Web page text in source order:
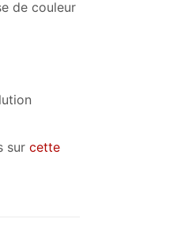
de couleur
surcette